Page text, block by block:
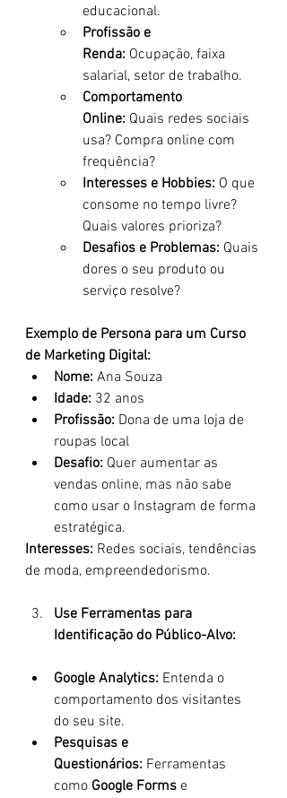
educacional.
Profissão e
Renda: Ocupação, faixa
salarial, setor de trabalho.
Comportamento
Online: Quais redes sociais
usa? Compra online com
frequência?
Interesses e Hobbies: O que
consome no tempo livre?
Quais valores prioriza?
Desafios e Problemas: Quais
dores o seu produto ou
serviço resolve?
Exemplo de Persona para um Curso
de Marketing Digital:
Nome: Ana Souza
Idade: 32 anos
Profissão: Dona de uma loja de
roupas local
Desafio: Quer aumentar as
vendas online, mas não sabe
como usar o Instagram de forma
estratégica.
Interesses: Redes sociais, tendências
de moda, empreendedorismo.
Use Ferramentas para
Identificação do Público-Alvo:
Google Analytics: Entenda o
comportamento dos visitantes
do seu site.
Pesquisas e
Questionários: Ferramentas
como Google Forms e